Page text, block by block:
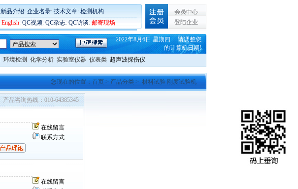
新品介绍: 企业名录: 技术文章: 检测机构
English: QC视频: QC杂志: QC访谈: 邮寄现场
会员中心
登陆企业
2022年8月6日 星期四 请调整您
的计算机日期!
环境检测 化学分析 实验室仪器 仪表类 超声波探伤仪
您现在的位置： 首页 > 产品分类 > 材料试验 刚度试验机
产品咨询热线：010-64385345
在线留言
联系方式
在线留言